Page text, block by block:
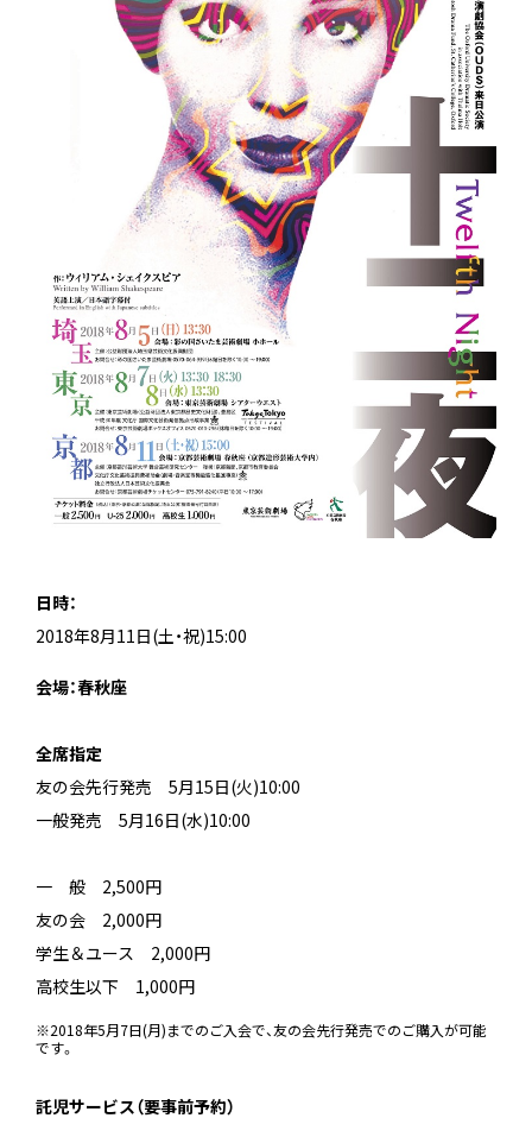
日時：
2018年8月11日(土・祝)15:00
会場：春秋座
全席指定
友の会先行発売 5月15日(火)10:00
一般発売 5月16日(水)10:00
一 般 2,500円
友の会 2,000円
学生＆ユース 2,000円
高校生以下 1,000円
※2018年5月7日(月)までのご入会で、友の会先行発売でのご購入が可能
です。
託児サービス（要事前予約）